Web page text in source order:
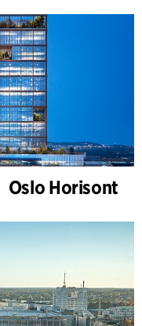
Oslo Horisont